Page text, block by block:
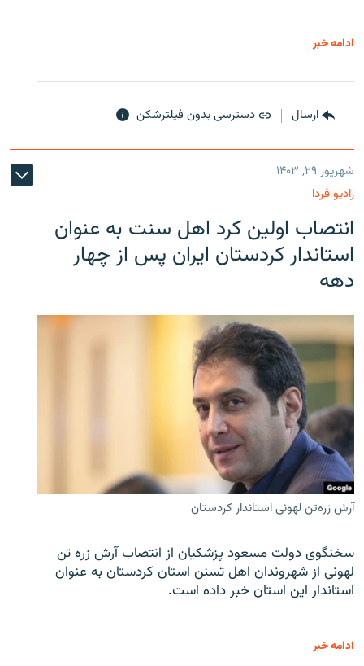
ادامه خبر
ارسال دسترسی بدون فیلترشکن
شهریور ۲۹, ۱۴۰۳
رادیو فردا
انتصاب اولین کرد اهل سنت به عنوان
استاندار کردستان ایران پس از چهار
دهه
آرش زره‌تن لهونی استاندار کردستان
سخنگوی دولت مسعود پزشکیان از انتصاب آرش زره تن
لهونی از شهروندان اهل تسنن استان کردستان به عنوان
استاندار این استان خبر داده است.
ادامه خبر